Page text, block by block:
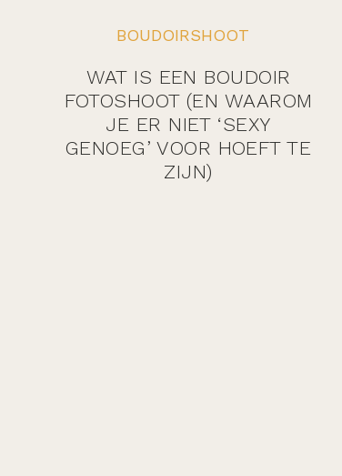
WAT IS EEN BOUDOIR
FOTOSHOOT (EN WAAROM
JE ER NIET ‘SEXY
GENOEG’ VOOR HOEFT TE
ZIJN)
BOUDOIRSHOOT